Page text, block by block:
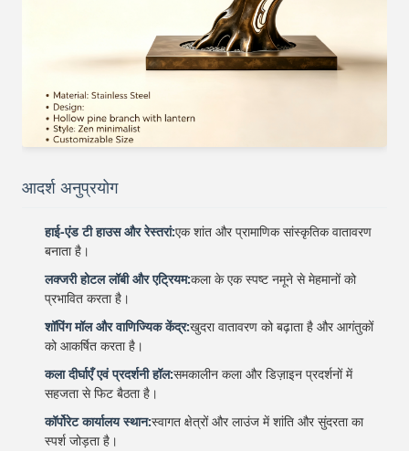
आदर्श अनुप्रयोग
हाई-एंड टी हाउस और रेस्तरां:एक शांत और प्रामाणिक सांस्कृतिक वातावरण
बनाता है।
लक्जरी होटल लॉबी और एट्रियम:कला के एक स्पष्ट नमूने से मेहमानों को
प्रभावित करता है।
शॉपिंग मॉल और वाणिज्यिक केंद्र:खुदरा वातावरण को बढ़ाता है और आगंतुकों
को आकर्षित करता है।
कला दीर्घाएँ एवं प्रदर्शनी हॉल:समकालीन कला और डिज़ाइन प्रदर्शनों में
सहजता से फिट बैठता है।
कॉर्पोरेट कार्यालय स्थान:स्वागत क्षेत्रों और लाउंज में शांति और सुंदरता का
स्पर्श जोड़ता है।